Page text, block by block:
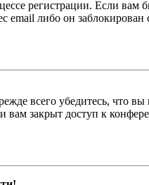
регистрации. Если
email либо он
всего убедитесь, что
вам закрыт доступ к